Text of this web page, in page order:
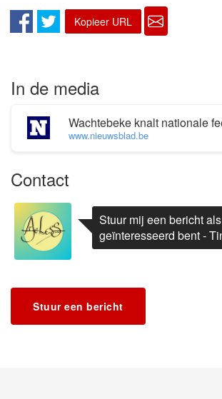
Kopieer URL
In de media
Wachtebeke knalt nationale
www.nieuwsblad.be
Contact
Stuur mij een bericht
geïnteresseerd bent -
Stuur een bericht